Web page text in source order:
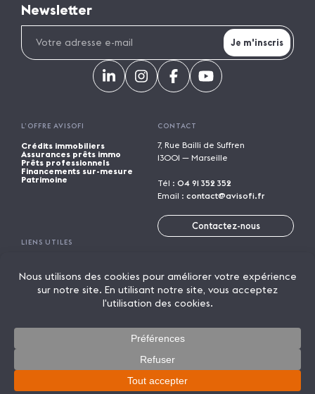
Newsletter
L’OFFRE AVISOFI
Crédits immobiliers
Assurances prêts immo
Prêts professionnels
Financements sur-mesure
Patrimoine
CONTACT
7, Rue Bailli de Suffren
13001 — Marseille
Tél : 04 91 352 352
Email : contact@avisofi.fr
Contactez-nous
LIENS UTILES
Trouver une agence
Parrainage
Rejoindre Avisofi
Candidature spontanée
Licence de marque
Lexique
Mentions légales
Politique de confidentialité
© 2026 AVISOFI
Un crédit vous engage et doit être remboursé. Vérifiez vos
capacités de remboursement avant de vous engager.